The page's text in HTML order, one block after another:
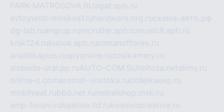
PARK-MATROSOVA.RUagat.spb.ru
avtoyurist-moskva1.ru hardware.org.ruсхема-авто.рф
dg-lab.ruangrup.ru recruiter.spb.ru music8.spb.ru
krsk124.rukubok.spb.ru romanofforex.ru
analitikaplus.ruspyonline.ruzosikamery.ru
sloboda-ural.pp.ruAUTO-COM.SU hohota.netalimy.ru
online-z.comaromat-vostoka.ruotdelkaexp.ru
mobilvest.rubbd.net.ru mebelshop.msk.ru
smp-forum.rubastion-td.rukosmoscreative.ru